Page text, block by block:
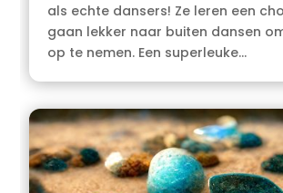
als echte dansers! Ze leren een
gaan lekker naar buiten dansen
op te nemen. Een superleuke…